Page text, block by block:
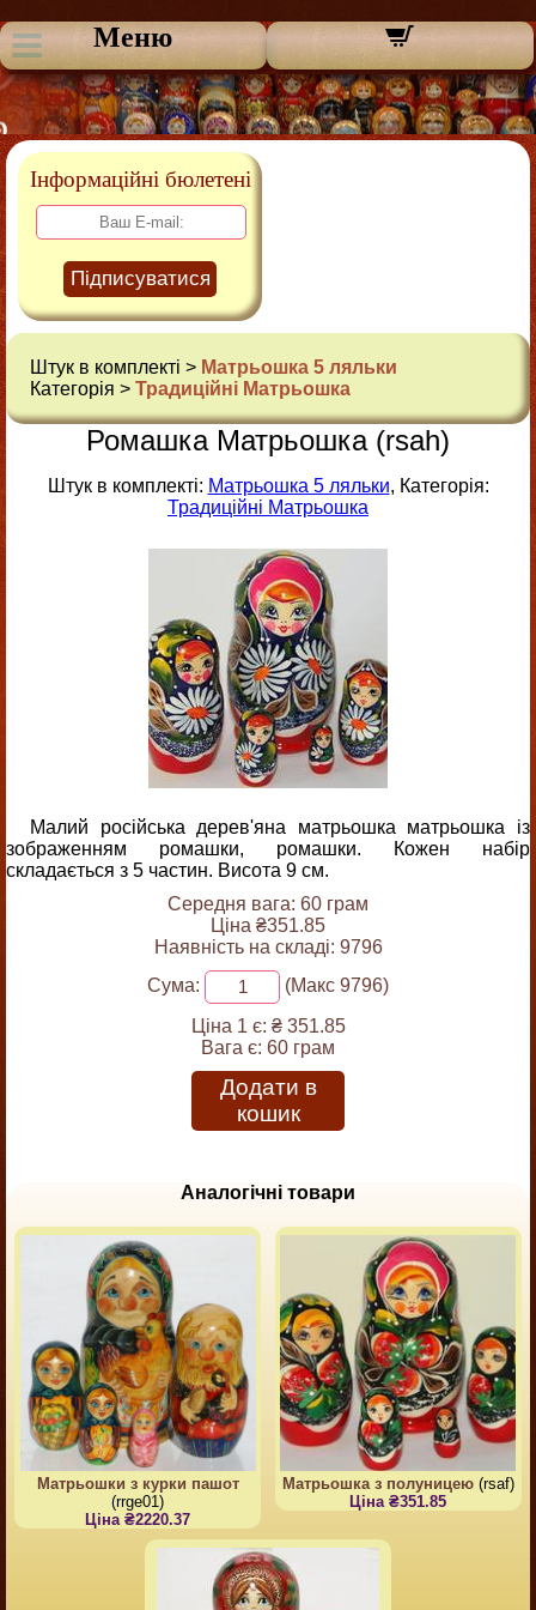
Меню
Інформаційні бюлетені
Підписуватися
Штук в комплекті > Матрьошка 5 ляльки
Категорія > Традиційні Матрьошка
Ромашка Матрьошка (rsah)
Штук в комплекті: Матрьошка 5 ляльки, Категорія:
Традиційні Матрьошка
Малий російська дерев'яна матрьошка матрьошка із
зображенням ромашки, ромашки. Кожен набір
складається з 5 частин. Висота 9 см.
Середня вага: 60 грам
Ціна ₴351.85
Наявність на складі: 9796
Сума:
(Макс 9796)
Ціна 1 є: ₴ 351.85
Вага є: 60 грам
Додати в
кошик
Аналогічні товари
Матрьошки з курки пашот
(rrge01)
Ціна ₴2220.37
Матрьошка з полуницею(rsaf)
Ціна ₴351.85